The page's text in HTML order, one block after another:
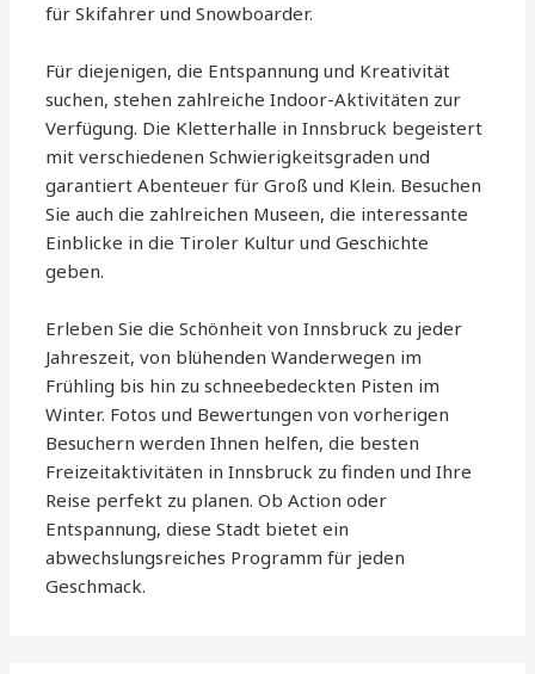
für Skifahrer und Snowboarder.
Für diejenigen, die Entspannung und Kreativität
suchen, stehen zahlreiche Indoor-Aktivitäten zur
Verfügung. Die Kletterhalle in Innsbruck begeistert
mit verschiedenen Schwierigkeitsgraden und
garantiert Abenteuer für Groß und Klein. Besuchen
Sie auch die zahlreichen Museen, die interessante
Einblicke in die Tiroler Kultur und Geschichte
geben.
Erleben Sie die Schönheit von Innsbruck zu jeder
Jahreszeit, von blühenden Wanderwegen im
Frühling bis hin zu schneebedeckten Pisten im
Winter. Fotos und Bewertungen von vorherigen
Besuchern werden Ihnen helfen, die besten
Freizeitaktivitäten in Innsbruck zu finden und Ihre
Reise perfekt zu planen. Ob Action oder
Entspannung, diese Stadt bietet ein
abwechslungsreiches Programm für jeden
Geschmack.